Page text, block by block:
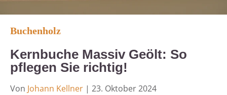
Buchenholz
Kernbuche Massiv Geölt: So
pflegen Sie richtig!
Von Johann Kellner | 23. Oktober 2024